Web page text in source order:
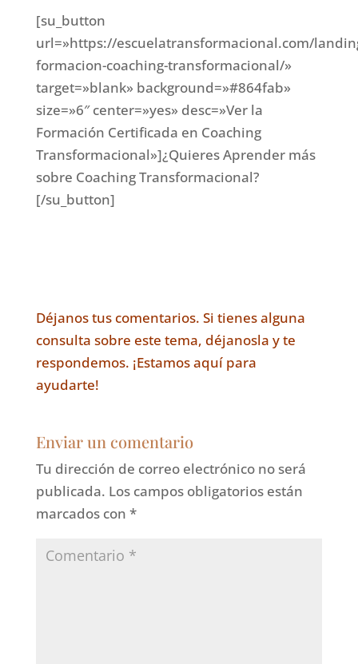
[su_button
url=»https://escuelatransformacional.com/
formacion-coaching-transformacional/»
target=»blank» background=»#864fab»
size=»6″ center=»yes» desc=»Ver la
Formación Certificada en Coaching
Transformacional»]¿Quieres Aprender más
sobre Coaching Transformacional?
[/su_button]
Déjanos tus comentarios. Si tienes alguna
consulta sobre este tema, déjanosla y te
respondemos. ¡Estamos aquí para
ayudarte!
Enviar un comentario
Tu dirección de correo electrónico no será
publicada. Los campos obligatorios están
marcados con *